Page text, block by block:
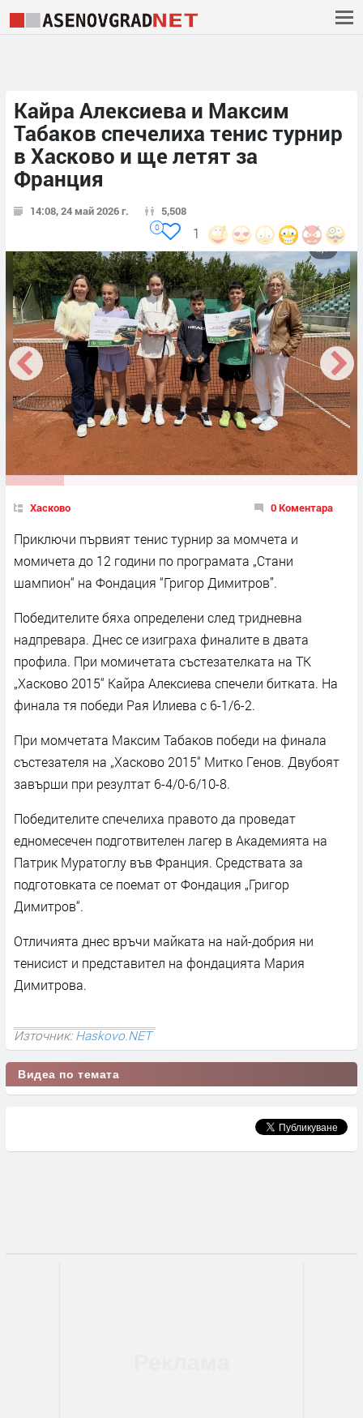
Кайра Алексиева и Максим
Табаков спечелиха тенис турнир
в Хасково и ще летят за
Франция
14:08, 24 май 2026 г. 5,508
1
0
Хасково 0 Коментара
Приключи първият тенис турнир за момчета и
момичета до 12 години по програмата „Стани
шампион“ на Фондация “Григор Димитров”.
Победителите бяха определени след тридневна
надпревара. Днес се изиграха финалите в двата
профила. При момичетата състезателката на ТК
„Хасково 2015“ Кайра Алексиева спечели битката. На
финала тя победи Рая Илиева с 6-1/6-2.
При момчетата Максим Табаков победи на финала
състезателя на „Хасково 2015“ Митко Генов. Двубоят
завърши при резултат 6-4/0-6/10-8.
Победителите спечелиха правото да проведат
едномесечен подготвителен лагер в Академията на
Патрик Муратоглу във Франция. Средствата за
подготовката се поемат от Фондация „Григор
Димитров“.
Отличията днес връчи майката на най-добрия ни
тенисист и представител на фондацията Мария
Димитрова.
Източник:Haskovo.NET
Видеа по темата